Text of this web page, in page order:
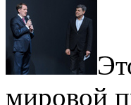
мировой